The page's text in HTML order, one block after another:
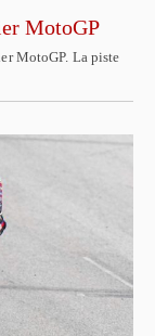
MotoGP
MotoGP. La piste